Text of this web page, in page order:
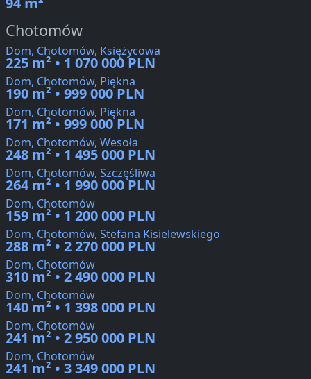
Chotomów
Dom, Chotomów, Księżycowa
225 m² • 1 070 000 PLN
Dom, Chotomów, Piękna
190 m² • 999 000 PLN
Dom, Chotomów, Piękna
171 m² • 999 000 PLN
Dom, Chotomów, Wesoła
248 m² • 1 495 000 PLN
Dom, Chotomów, Szczęśliwa
264 m² • 1 990 000 PLN
Dom, Chotomów
159 m² • 1 200 000 PLN
Dom, Chotomów, Stefana Kisielewskiego
288 m² • 2 270 000 PLN
Dom, Chotomów
310 m² • 2 490 000 PLN
Dom, Chotomów
140 m² • 1 398 000 PLN
Dom, Chotomów
241 m² • 2 950 000 PLN
Dom, Chotomów
241 m² • 3 349 000 PLN